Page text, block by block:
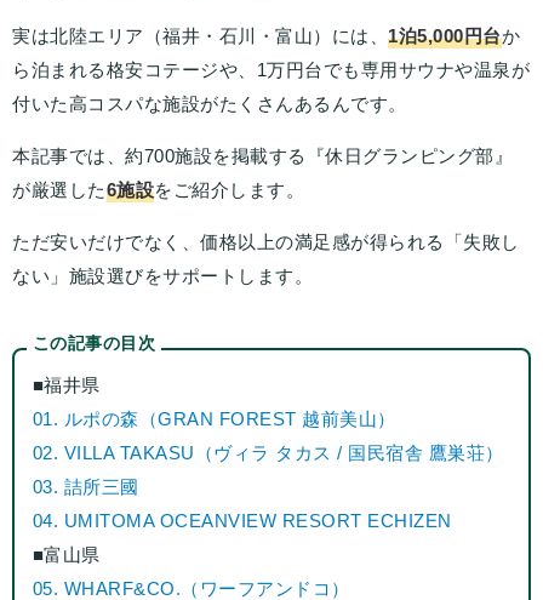
実は北陸エリア（福井・石川・富山）には、 1泊5,000円台か
ら泊まれる格安コテージや、1万円台でも専用サウナや温泉が
付いた高コスパな施設がたくさんあるんです。
本記事では、約700施設を掲載する『休日グランピング部』
が厳選した6施設をご紹介します。
ただ安いだけでなく、価格以上の満足感が得られる「失敗し
ない」施設選びをサポートします。
この記事の目次
■福井県
01. ルポの森（GRAN FOREST 越前美山）
02. VILLA TAKASU（ヴィラ タカス / 国民宿舎 鷹巣荘）
03. 詰所三國
04. UMITOMA OCEANVIEW RESORT ECHIZEN
■富山県
05. WHARF&CO.（ワーフアンドコ）